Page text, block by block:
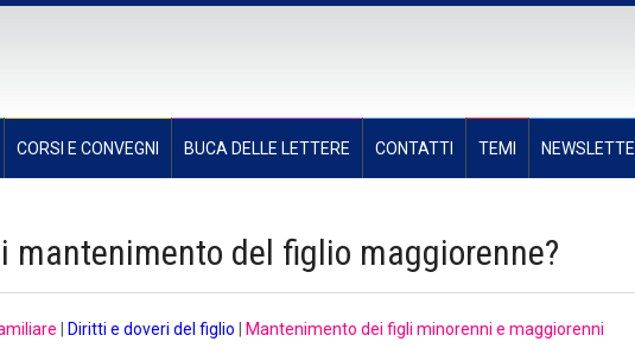
CORSI E CONVEGNI BUCA DELLE LETTERE CONTATTI TEMI
mantenimento del figlio maggiorenne?
Diritti e doveri del figlio Mantenimento dei figli minorenni e maggiorenni